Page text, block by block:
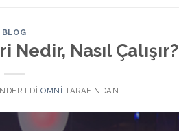
BLOG
Nasıl Çalışır?
OMNI TARAFINDAN